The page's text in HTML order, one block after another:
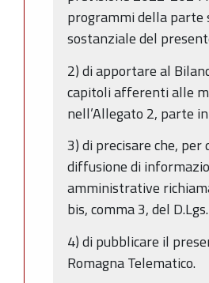
programmi della parte
sostanziale del
2) di apportare al
capitoli afferenti alle
nell’Allegato 2, parte
3) di precisare che,
diffusione di
amministrative
bis, comma 3, del
4) di pubblicare il
Romagna Telematico.